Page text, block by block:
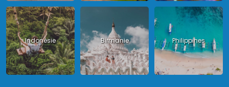
Indonésie Birmanie Philippines